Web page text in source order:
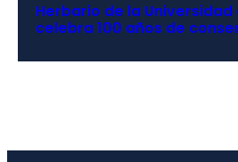
Herbario de la
celebra 100 años de